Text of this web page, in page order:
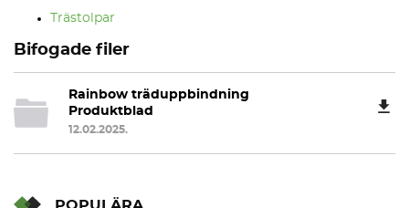
Trästolpar
Bifogade filer
Rainbow träduppbindning
Produktblad
12.02.2025.
POPULÄRA